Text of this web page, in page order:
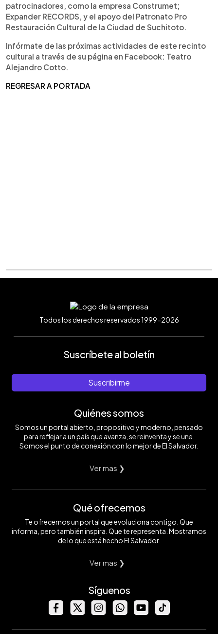
patrocinadores, como la empresa Construmet;
Expander RECORDS, y el apoyo del Patronato Pro
Restauración Cultural de la Ciudad de Suchitoto.
Infórmate de las próximas actividades de este recinto
cultural a través de su página en Facebook: Teatro
Alejandro Cotto.
REGRESAR A PORTADA
Todos los derechos reservados 1999-2026
Suscríbete al boletín
Suscribirme
Quiénes somos
Somos un portal abierto, propositivo y moderno, pensado
para reflejar a un país que avanza, se reinventa y se une.
Somos el punto de conexión con lo mejor de El Salvador.
Ver mas ❯
Qué ofrecemos
Te ofrecemos un portal que evoluciona contigo. Que
informa, pero también inspira. Que te representa. Mostramos
de lo que está hecho El Salvador.
Ver mas ❯
Síguenos